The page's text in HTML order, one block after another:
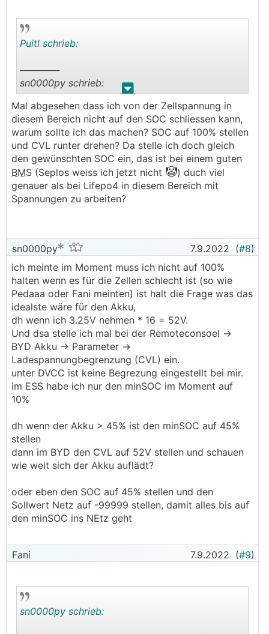
. .
Puitl schrieb:
──────
sn0000py schrieb:
Danke mal
Also auf 100% halten will ich ihn eh nicht
───────────────
...und warum nicht?
Wennst den CVL runter drehst auf 3,2-3,3V pro
Zelle (was absolute Ruhespannung ist und den
Zellen nicht schadet) ist das Problem gelöst.
weiter runter und wieder ist das Problem gelöst
😉
Mal abgesehen dass ich von der Zellspannung in
diesem Bereich nicht auf den SOC schliessen kann,
warum sollte ich das machen? SOC auf 100% stellen
und CVL runter drehen? Da stelle ich doch gleich
den gewünschten SOC ein, das ist bei einem guten
BMS (Seplos weiss ich jetzt nicht 🤡) duch viel
genauer als bei Lifepo4 in diesem Bereich mit
Spannungen zu arbeiten?
sn0000py 7.9.2022 (#8)
ich meinte im Moment muss ich nicht auf 100%
halten wenn es für die Zellen schlecht ist (so wie
Pedaaa oder Fani meinten) ist halt die Frage was das
idealste wäre für den Akku,
dh wenn ich 3.25V nehmen * 16 = 52V.
Und dsa stelle ich mal bei der Remoteconsoel ->
BYD Akku -> Parameter ->
Ladespannungbegrenzung (CVL) ein.
unter DVCC ist keine Begrezung eingestellt bei mir.
im ESS habe ich nur den minSOC im Moment auf
10%
dh wenn der Akku > 45% ist den minSOC auf 45%
stellen
dann im BYD den CVL auf 52V stellen und schauen
wie weit sich der Akku auflädt?
oder eben den SOC auf 45% stellen und den
Sollwert Netz auf -99999 stellen, damit alles bis auf
den minSOC ins NEtz geht
Fani 7.9.2022 (#9)
sn0000py schrieb: